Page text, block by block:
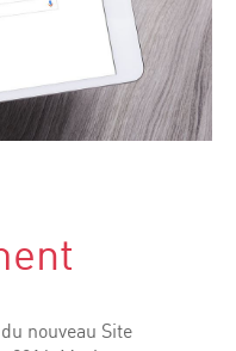
nouveau Site